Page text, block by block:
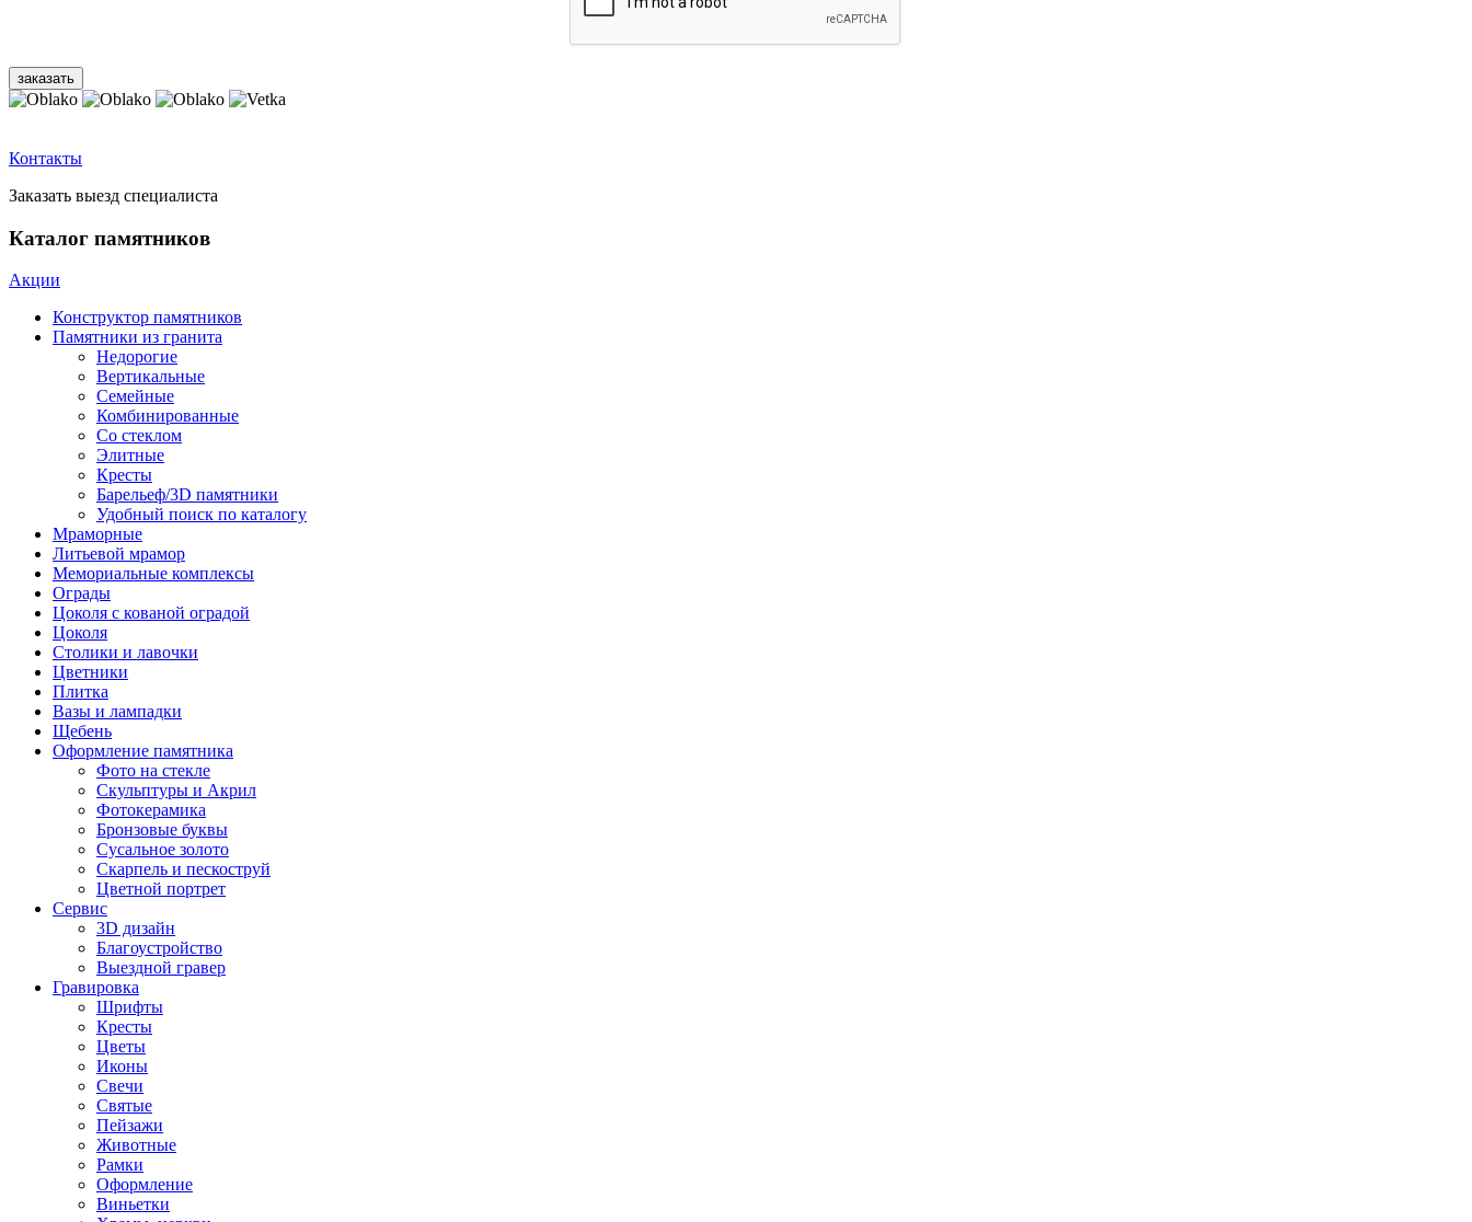
Контакты
Заказать выезд специалиста
Каталог памятников
Акции
Конструктор памятников
Памятники из гранита
Недорогие
Вертикальные
Семейные
Комбинированные
Со стеклом
Элитные
Кресты
Барельеф/3D памятники
Удобный поиск по каталогу
Мраморные
Литьевой мрамор
Мемориальные комплексы
Ограды
Цоколя с кованой оградой
Цоколя
Столики и лавочки
Цветники
Плитка
Вазы и лампадки
Щебень
Оформление памятника
Фото на стекле
Скульптуры и Акрил
Фотокерамика
Бронзовые буквы
Сусальное золото
Скарпель и пескоструй
Цветной портрет
Сервис
3D дизайн
Благоустройство
Выездной гравер
Гравировка
Шрифты
Кресты
Цветы
Иконы
Свечи
Святые
Пейзажи
Животные
Рамки
Оформление
Виньетки